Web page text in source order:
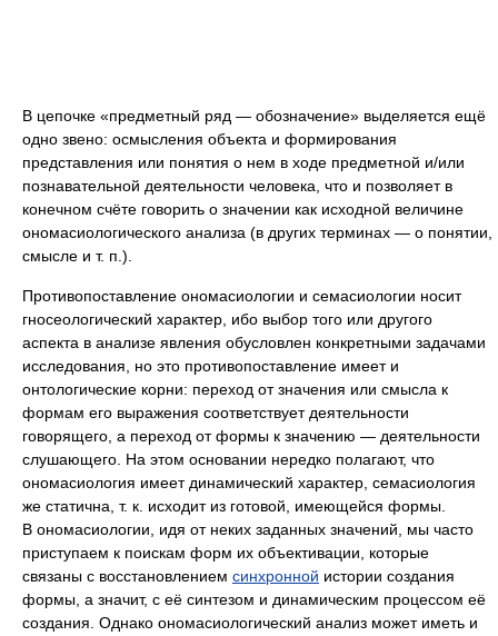
В цепочке «предметный ряд — обозначение» выделяется ещё
одно звено: осмысления объекта и формирования
представления или понятия о нем в ходе предметной и/или
познавательной деятельности человека, что и позволяет в
конечном счёте говорить о значении как исходной величине
ономасиологического анализа (в других терминах — о понятии,
смысле и т. п.).
Противопоставление ономасиологии и семасиологии носит
гносеологический характер, ибо выбор того или другого
аспекта в анализе явления обусловлен конкретными задачами
исследования, но это противопоставление имеет и
онтологические корни: переход от значения или смысла к
формам его выражения соответствует деятельности
говорящего, а переход от формы к значению — деятельности
слушающего. На этом основании нередко полагают, что
ономасиология имеет динамический характер, семасиология
же статична, т. к. исходит из готовой, имеющейся формы.
В ономасиологии, идя от неких заданных значений, мы часто
приступаем к поискам форм их объективации, которые
связаны с восстановлением синхронной истории создания
формы, а значит, с её синтезом и динамическим процессом её
создания. Однако ономасиологический анализ может иметь и